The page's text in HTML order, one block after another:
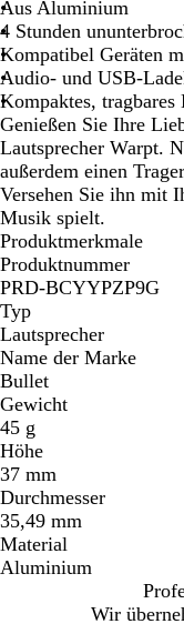
n
i
g
s
b
l
a
u
l
b
e
r
Aus Aluminium
4 Stunden
Kompatibel Geräten
Audio- und USB-
Kompaktes, tragbares
Genießen Sie Ihre
Lautsprecher Warpt.
außerdem einen
Versehen Sie ihn mit
Musik spielt.
Produktmerkmale
Produktnummer
PRD-BCYYPZP9G
Typ
Lautsprecher
Name der Marke
Bullet
Gewicht
45 g
Höhe
37 mm
Durchmesser
35,49 mm
Material
Aluminium
Wir